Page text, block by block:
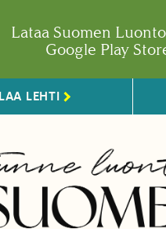
Lataa Suomen
Google Play
LEHTI